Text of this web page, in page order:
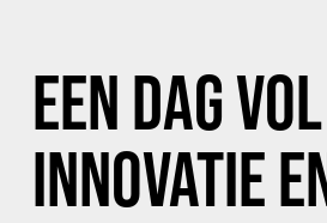
EEN DAG
INNOVATIE